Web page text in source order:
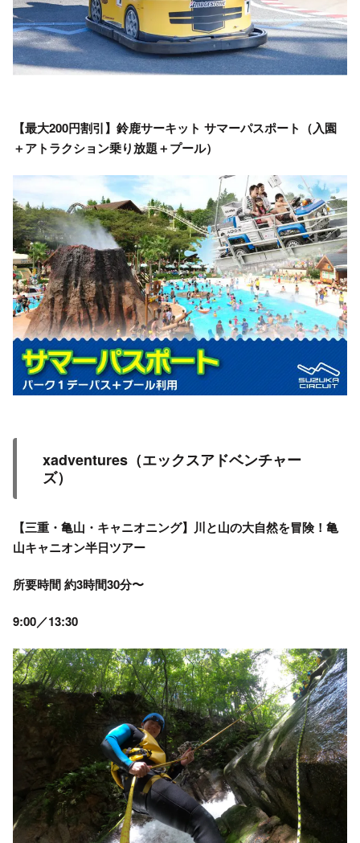
【最大200円割引】鈴鹿サーキット サマーパスポート（入園
＋アトラクション乗り放題＋プール）
xadventures（エックスアドベンチャー
ズ）
【三重・亀山・キャニオニング】川と山の大自然を冒険！亀
山キャニオン半日ツアー
所要時間 約3時間30分〜
9:00／13:30